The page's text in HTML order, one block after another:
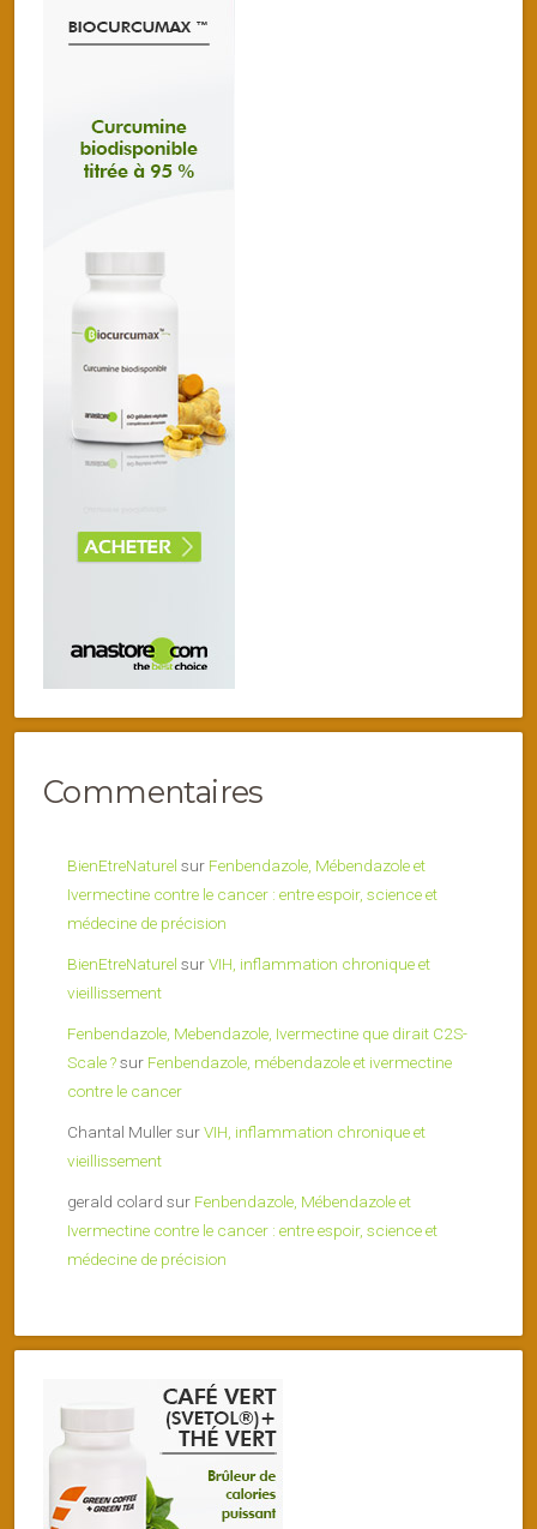
Commentaires
BienEtreNaturel sur Fenbendazole, Mébendazole et
Ivermectine contre le cancer : entre espoir, science et
médecine de précision
BienEtreNaturel surVIH, inflammation chronique et
vieillissement
Fenbendazole, Mebendazole, Ivermectine que dirait C2S-
Scale ?sur Fenbendazole, mébendazole et ivermectine
contre le cancer
Chantal MullersurVIH, inflammation chronique et
vieillissement
gerald colard sur Fenbendazole, Mébendazole et
Ivermectine contre le cancer : entre espoir, science et
médecine de précision